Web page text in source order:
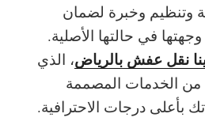
وتنظيم وخبرة لضمان
في حالتها الأصلية.
نقل عفش بالرياض، الذي
الخدمات المصممة
بأعلى درجات الاحترافية.